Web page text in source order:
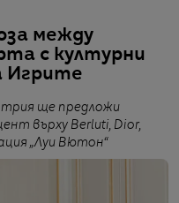
между
с културни
Игрите
ще предложи
върху Berluti, Dior,
„Луи Вютон“